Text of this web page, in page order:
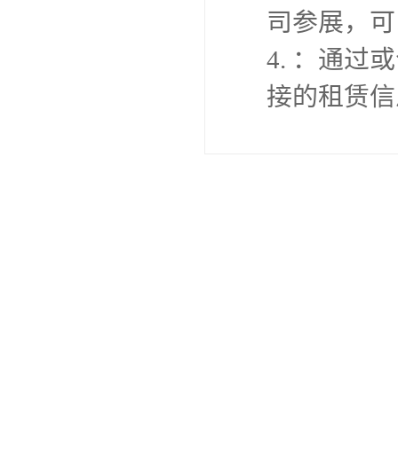
司参展，
4. ：通过
接的租赁